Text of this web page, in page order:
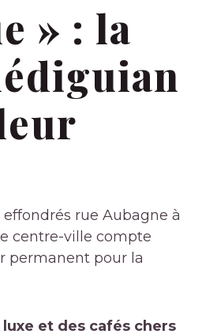
» : la
rue Aubagne à
centre-ville compte
permanent pour la
et des cafés chers